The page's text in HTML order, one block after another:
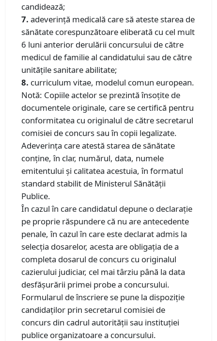
candidează;
7. adeverinţă medicală care să ateste starea de
sănătate corespunzătoare eliberată cu cel mult
6 luni anterior derulării concursului de către
medicul de familie al candidatului sau de către
unităţile sanitare abilitate;
8. curriculum vitae, modelul comun european.
Notă: Copiile actelor se prezintă însoţite de
documentele originale, care se certifică pentru
conformitatea cu originalul de către secretarul
comisiei de concurs sau în copii legalizate.
Adeverinţa care atestă starea de sănătate
conţine, în clar, numărul, data, numele
emitentului şi calitatea acestuia, în formatul
standard stabilit de Ministerul Sănătăţii
Publice.
În cazul în care candidatul depune o declaraţie
pe proprie răspundere că nu are antecedente
penale, în cazul în care este declarat admis la
selecţia dosarelor, acesta are obligaţia de a
completa dosarul de concurs cu originalul
cazierului judiciar, cel mai târziu până la data
desfăşurării primei probe a concursului.
Formularul de înscriere se pune la dispoziţie
candidaţilor prin secretarul comisiei de
concurs din cadrul autorităţii sau instituţiei
publice organizatoare a concursului.